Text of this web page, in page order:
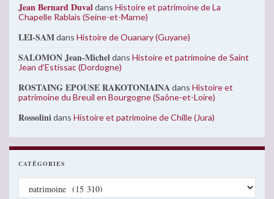
Jean Bernard Duvaldans Histoire et patrimoine de La
Chapelle Rablais (Seine-et-Marne)
LEI-SAMdans Histoire de Ouanary (Guyane)
SALOMON Jean-Micheldans Histoire et patrimoine de Saint
Jean d’Estissac (Dordogne)
ROSTAING EPOUSE RAKOTONIAINAdans Histoire et
patrimoine du Breuil en Bourgogne (Saône-et-Loire)
Rossolinidans Histoire et patrimoine de Chille (Jura)
CATÉGORIES
Catégories